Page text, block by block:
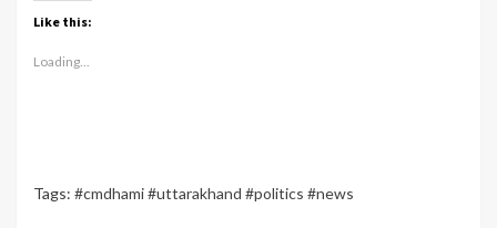
Like this:
Loading...
Tags: #cmdhami #uttarakhand #politics #news